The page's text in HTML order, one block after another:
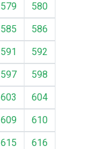
579
580
585
586
591
592
597
598
603
604
609
610
615
616